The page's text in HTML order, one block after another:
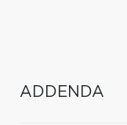
ADDENDA